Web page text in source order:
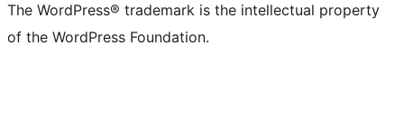
The WordPress® trademark is the intellectual property
of the WordPress Foundation.